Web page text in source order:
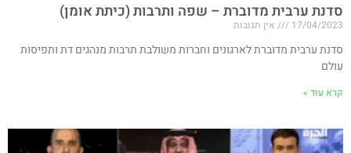
סדנת ערבית מדוברת – שפה ותרבות (כיתת אומן)
17/04/2023 אין תגובות
סדנת ערבית מדוברת לארגונים וחברות משולבת תרבות מנהגים דת ותפיסות
עולם
קרא עוד »